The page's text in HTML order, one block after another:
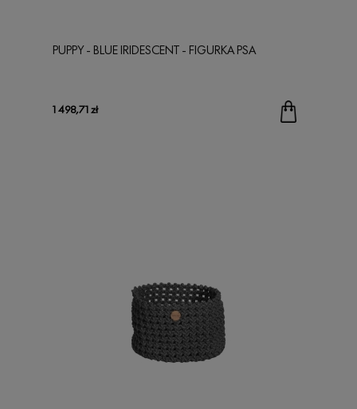
PUPPY - BLUE IRIDESCENT - FIGURKA PSA
1 498,71 zł